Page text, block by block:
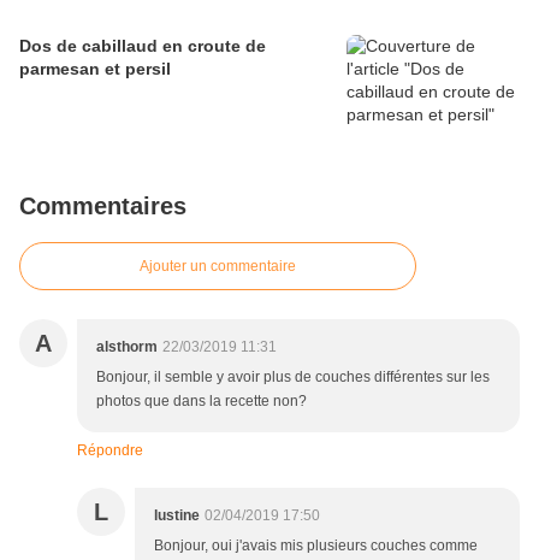
Dos de cabillaud en croute de
parmesan et persil
Commentaires
Ajouter un commentaire
A alsthorm 22/03/2019 11:31
Bonjour, il semble y avoir plus de couches différentes sur les
photos que dans la recette non?
Répondre
L lustine 02/04/2019 17:50
Bonjour, oui j'avais mis plusieurs couches comme